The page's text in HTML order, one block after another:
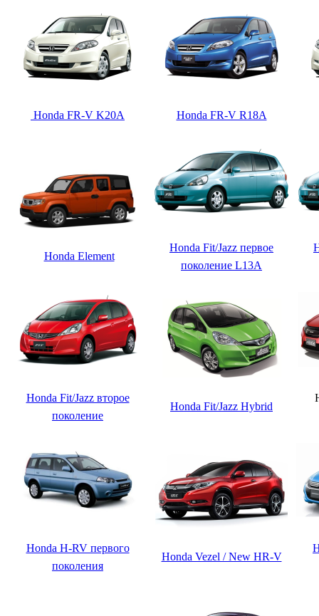
Honda FR-V K20A Honda FR-V R18A
Honda Element
Honda Fit/Jazz первое
поколение L13A
Honda Fit/Jazz второе
поколение
Honda Fit/Jazz Hybrid
Honda H-RV первого
поколения
Honda Vezel / New HR-V